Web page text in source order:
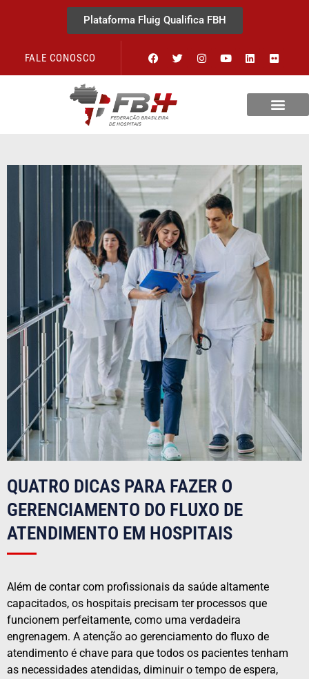
Plataforma Fluig Qualifica FBH
FALE CONOSCO
QUATRO DICAS PARA FAZER O
GERENCIAMENTO DO FLUXO DE
ATENDIMENTO EM HOSPITAIS
Além de contar com profissionais da saúde altamente
capacitados, os hospitais precisam ter processos que
funcionem perfeitamente, como uma verdadeira
engrenagem. A atenção ao gerenciamento do fluxo de
atendimento é chave para que todos os pacientes tenham
as necessidades atendidas, diminuir o tempo de espera,